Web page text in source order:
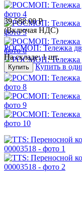
39,588.00 Р
(Включая НДС)
РОСМОП: Тележка
На складе: 1 шт.
Купить Купить в